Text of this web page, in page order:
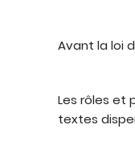
Avant la loi
Les rôles et
textes